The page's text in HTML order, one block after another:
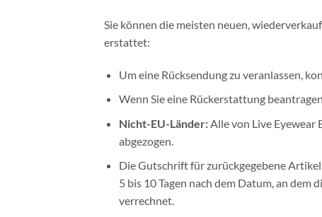
Sie können die meisten neuen,
erstattet:
Um eine Rücksendung zu veranlassen,
Wenn Sie eine Rückerstattung
Nicht-EU-Länder:Alle von Live Eyewear
abgezogen.
Die Gutschrift für zurückgegebene
5 bis 10 Tagen nach dem Datum, an
verrechnet.